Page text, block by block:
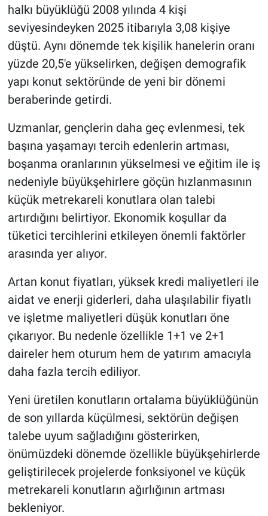
halkı büyüklüğü 2008 yılında 4 kişi
seviyesindeyken 2025 itibarıyla 3,08 kişiye
düştü. Aynı dönemde tek kişilik hanelerin oranı
yüzde 20,5'e yükselirken, değişen demografik
yapı konut sektöründe de yeni bir dönemi
beraberinde getirdi.
Uzmanlar, gençlerin daha geç evlenmesi, tek
başına yaşamayı tercih edenlerin artması,
boşanma oranlarının yükselmesi ve eğitim ile iş
nedeniyle büyükşehirlere göçün hızlanmasının
küçük metrekareli konutlara olan talebi
artırdığını belirtiyor. Ekonomik koşullar da
tüketici tercihlerini etkileyen önemli faktörler
arasında yer alıyor.
Artan konut fiyatları, yüksek kredi maliyetleri ile
aidat ve enerji giderleri, daha ulaşılabilir fiyatlı
ve işletme maliyetleri düşük konutları öne
çıkarıyor. Bu nedenle özellikle 1+1 ve 2+1
daireler hem oturum hem de yatırım amacıyla
daha fazla tercih ediliyor.
Yeni üretilen konutların ortalama büyüklüğünün
de son yıllarda küçülmesi, sektörün değişen
talebe uyum sağladığını gösterirken,
önümüzdeki dönemde özellikle büyükşehirlerde
geliştirilecek projelerde fonksiyonel ve küçük
metrekareli konutların ağırlığının artması
bekleniyor.